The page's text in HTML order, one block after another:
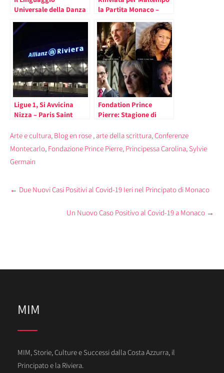
Universale della Danza
F(ê)aites de la Danse
la Partita Monaco –
Ligue 1, Si Avvicina
Nizza – Paris Saint
Fondation Prince
Pierre: Stagione di
Monaco e Parigi
Arte e cultura, Blog en rose , arte della scrittura,Conferenze
Montecarlo, Fondazione Prince Pierre, Principessa Carolina, Sylvie
Germain
Post
← Due Nuovi Casi Positivi al Covid-19 Ieri nel Principato di Monaco
Un Nuovo Caso Positivo al Covid-19 a Monaco →
MIM
MIM, Storie, Culture e Successi dalla Costa Azzurra, il
Principato e la Riviera.